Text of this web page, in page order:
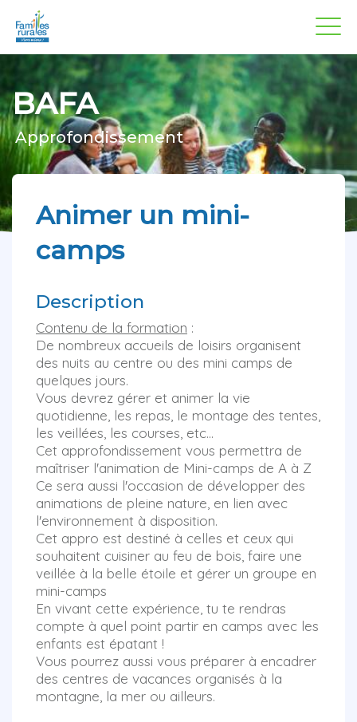
contenu
principal
BAFA
Approfondissement
Animer un mini-
camps
Description
Contenu de la formation :
De nombreux accueils de loisirs organisent
des nuits au centre ou des mini camps de
quelques jours.
Vous devrez gérer et animer la vie
quotidienne, les repas, le montage des tentes,
les veillées, les courses, etc...
Cet approfondissement vous permettra de
maîtriser l'animation de Mini-camps de A à Z
Ce sera aussi l'occasion de développer des
animations de pleine nature, en lien avec
l'environnement à disposition.
Cet appro est destiné à celles et ceux qui
souhaitent cuisiner au feu de bois, faire une
veillée à la belle étoile et gérer un groupe en
mini-camps
En vivant cette expérience, tu te rendras
compte à quel point partir en camps avec les
enfants est épatant !
Vous pourrez aussi vous préparer à encadrer
des centres de vacances organisés à la
montagne, la mer ou ailleurs.
Panneau de gestion des cookies